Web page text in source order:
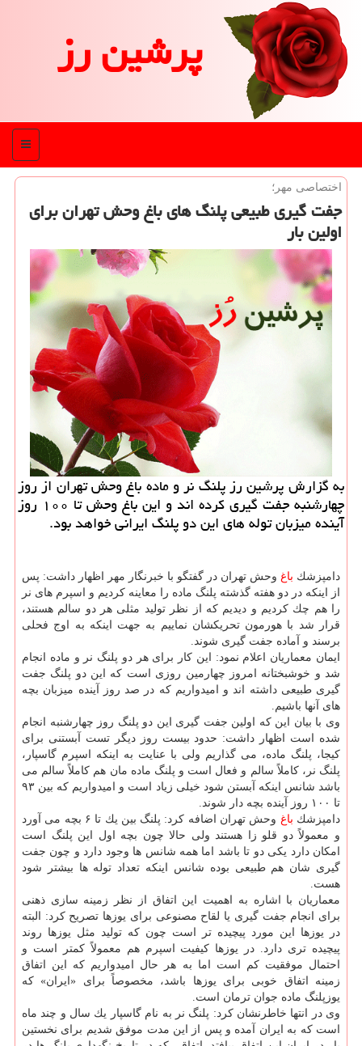
پرشین رز
منو
اختصاصی مهر؛
جفت گیری طبیعی پلنگ های باغ وحش تهران برای
اولین بار
به گزارش پرشین رز پلنگ نر و ماده باغ وحش تهران از روز
چهارشنبه جفت گیری كرده اند و این باغ وحش تا ۱۰۰ روز
آینده میزبان توله های این دو پلنگ ایرانی خواهد بود.
دامپزشك باغ وحش تهران در گفتگو با خبرنگار مهر اظهار داشت: پس
از اینكه در دو هفته گذشته پلنگ ماده را معاینه كردیم و اسپرم های نر
را هم چك كردیم و دیدیم كه از نظر تولید مثلی هر دو سالم هستند،
قرار شد با هورمون تحریكشان نماییم به جهت اینكه به اوج فحلی
برسند و آماده جفت گیری شوند.
ایمان معماریان اعلام نمود: این كار برای هر دو پلنگ نر و ماده انجام
شد و خوشبختانه امروز چهارمین روزی است كه این دو پلنگ جفت
گیری طبیعی داشته اند و امیدواریم كه در صد روز آینده میزبان بچه
های آنها باشیم.
وی با بیان این كه اولین جفت گیری این دو پلنگ روز چهارشنبه انجام
شده است اظهار داشت: حدود بیست روز دیگر تست آبستنی برای
كیجا، پلنگ ماده، می گذاریم ولی با عنایت به اینكه اسپرم گاسپار،
پلنگ نر، كاملاً سالم و فعال است و پلنگ ماده مان هم كاملاً سالم می
باشد شانس اینكه آبستن شود خیلی زیاد است و امیدواریم كه بین ۹۳
تا ۱۰۰ روز آینده بچه دار شوند.
دامپزشك باغ
وحش تهران اضافه كرد: پلنگ بین یك تا ۶ بچه می آورد
و معمولاً دو قلو زا هستند ولی حالا چون بچه اول این پلنگ است
امكان دارد یكی دو تا باشد اما همه شانس ها وجود دارد و چون جفت
گیری شان هم طبیعی بوده شانس اینكه تعداد توله ها بیشتر شود
هست.
معماریان با اشاره به اهمیت این اتفاق از نظر زمینه سازی ذهنی
برای انجام جفت گیری یا لقاح مصنوعی برای یوزها تصریح كرد: البته
در یوزها این مورد پیچیده تر است چون كه تولید مثل یوزها روند
پیچیده تری دارد. در یوزها كیفیت اسپرم هم معمولاً كمتر است و
احتمال موفقیت كم است اما به هر حال امیدواریم كه این اتفاق
زمینه اتفاق خوبی برای یوزها باشد، مخصوصاً برای «ایران» كه
یوزپلنگ ماده جوان ترمان است.
وی در انتها خاطرنشان كرد: پلنگ نر به نام گاسپار یك سال و چند ماه
است كه به ایران آمده و پس از این مدت موفق شدیم برای نخستین